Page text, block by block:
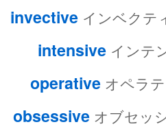
invective インベクテ
intensive インテ
operative オペラ
obsessive オブセッ